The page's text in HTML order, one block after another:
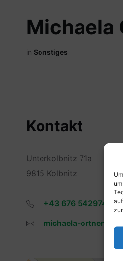
Michaela
in Sonstiges
Kontakt
Unterkolbnitz 71a
9815 Kolbnitz
+43 676 5429744
michaela-